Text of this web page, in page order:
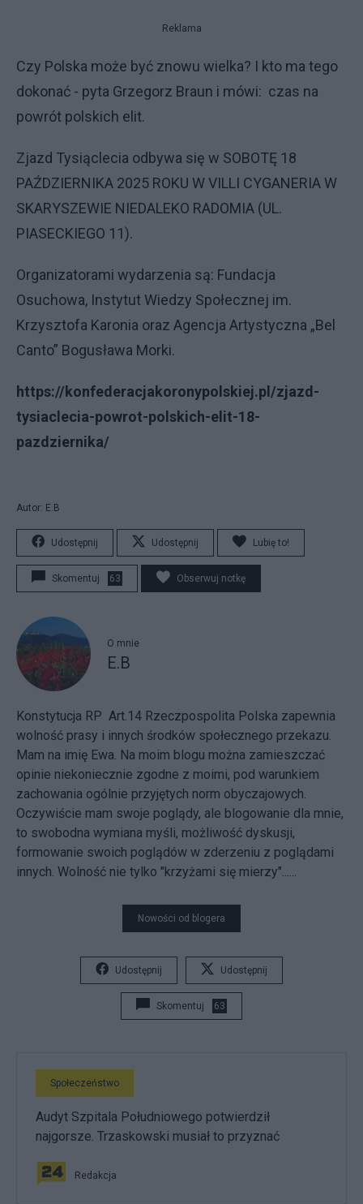
Reklama
Czy Polska może być znowu wielka? I kto ma tego
dokonać - pyta Grzegorz Braun i mówi: czas na
powrót polskich elit.
Zjazd Tysiąclecia odbywa się w SOBOTĘ 18
PAŹDZIERNIKA 2025 ROKU W VILLI CYGANERIA W
SKARYSZEWIE NIEDALEKO RADOMIA (UL.
PIASECKIEGO 11).
Organizatorami wydarzenia są: Fundacja
Osuchowa, Instytut Wiedzy Społecznej im.
Krzysztofa Karonia oraz Agencja Artystyczna „Bel
Canto” Bogusława Morki.
https://konfederacjakoronypolskiej.pl/zjazd-
tysiaclecia-powrot-polskich-elit-18-
pazdziernika/
Autor: E.B
Udostępnij Udostępnij Lubię to!
Skomentuj 63 Obserwuj notkę
O mnie
E.B
Konstytucja RP Art.14 Rzeczpospolita Polska zapewnia
wolność prasy i innych środków społecznego przekazu.
Mam na imię Ewa. Na moim blogu można zamieszczać
opinie niekoniecznie zgodne z moimi, pod warunkiem
zachowania ogólnie przyjętych norm obyczajowych.
Oczywiście mam swoje poglądy, ale blogowanie dla mnie,
to swobodna wymiana myśli, możliwość dyskusji,
formowanie swoich poglądów w zderzeniu z poglądami
innych. Wolność nie tylko "krzyżami się mierzy"......
Nowości od blogera
Udostępnij Udostępnij
Skomentuj 63
Społeczeństwo
Audyt Szpitala Południowego potwierdził
najgorsze. Trzaskowski musiał to przyznać
Redakcja